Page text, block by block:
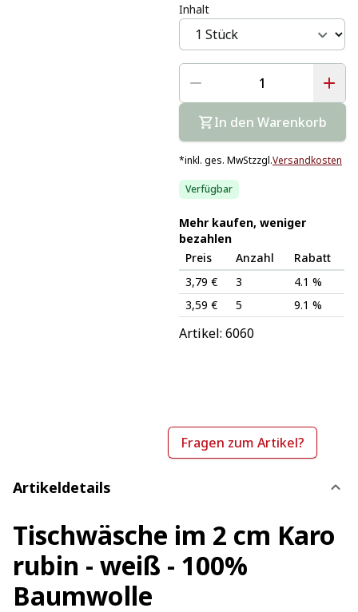
Inhalt
In den Warenkorb
*inkl. ges. MwStzzgl.Versandkosten
Verfügbar
Mehr kaufen, weniger
bezahlen
Preis
Anzahl
Rabatt
3,79 €
3
4.1 %
3,59 €
5 9.1 %
Artikel: 6060
Fragen zum Artikel?
Artikeldetails
Tischwäsche im 2 cm Karo
rubin - weiß - 100%
Baumwolle